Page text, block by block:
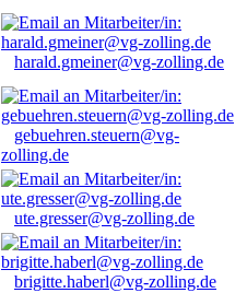
harald.gmeiner@vg-zolling.de
gebuehren.steuern@vg-
zolling.de
ute.gresser@vg-zolling.de
brigitte.haberl@vg-zolling.de